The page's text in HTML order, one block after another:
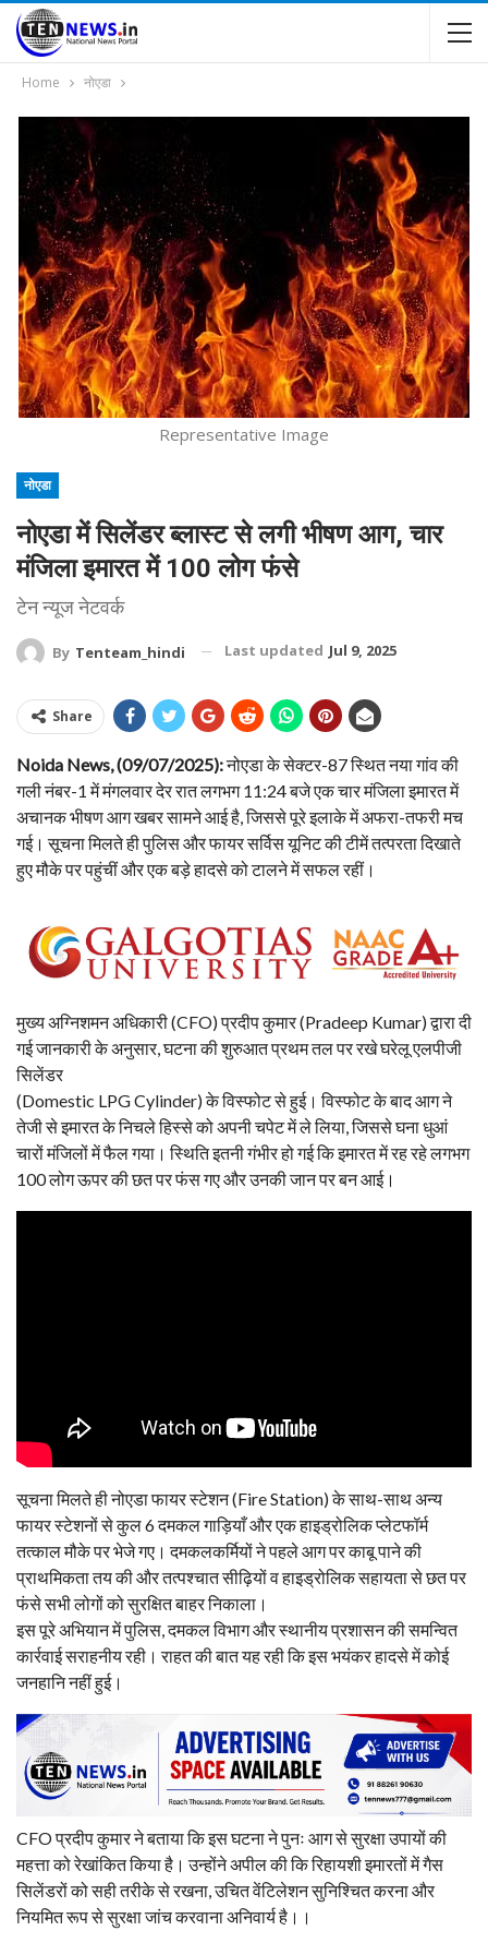
Home नोएडा
Representative Image
नोएडा
नोएडा में सिलेंडर ब्लास्ट से लगी भीषण आग, चार
मंजिला इमारत में 100 लोग फंसे
टेन न्यूज नेटवर्क
By Tenteam_hindi Last updated Jul 9, 2025
Share
Noida News, (09/07/2025):नोएडा के सेक्टर-87 स्थित नया गांव की
गली नंबर-1 में मंगलवार देर रात लगभग 11:24 बजे एक चार मंजिला इमारत में
अचानक भीषण आग खबर सामने आई है, जिससे पूरे इलाके में अफरा-तफरी मच
गई। सूचना मिलते ही पुलिस और फायर सर्विस यूनिट की टीमें तत्परता दिखाते
हुए मौके पर पहुंचीं और एक बड़े हादसे को टालने में सफल रहीं।
मुख्य अग्निशमन अधिकारी (CFO) प्रदीप कुमार (Pradeep Kumar) द्वारा दी
गई जानकारी के अनुसार, घटना की शुरुआत प्रथम तल पर रखे घरेलू एलपीजी
सिलेंडर
(Domestic LPG Cylinder) के विस्फोट से हुई। विस्फोट के बाद आग ने
तेजी से इमारत के निचले हिस्से को अपनी चपेट में ले लिया, जिससे घना धुआं
चारों मंजिलों में फैल गया। स्थिति इतनी गंभीर हो गई कि इमारत में रह रहे लगभग
100 लोग ऊपर की छत पर फंस गए और उनकी जान पर बन आई।
सूचना मिलते ही नोएडा फायर स्टेशन (Fire Station) के साथ-साथ अन्य
फायर स्टेशनों से कुल 6 दमकल गाड़ियाँ और एक हाइड्रोलिक प्लेटफॉर्म
तत्काल मौके पर भेजे गए। दमकलकर्मियों ने पहले आग पर काबू पाने की
प्राथमिकता तय की और तत्पश्चात सीढ़ियों व हाइड्रोलिक सहायता से छत पर
फंसे सभी लोगों को सुरक्षित बाहर निकाला।
इस पूरे अभियान में पुलिस, दमकल विभाग और स्थानीय प्रशासन की समन्वित
कार्रवाई सराहनीय रही। राहत की बात यह रही कि इस भयंकर हादसे में कोई
जनहानि नहीं हुई।
CFO प्रदीप कुमार ने बताया कि इस घटना ने पुनः आग से सुरक्षा उपायों की
महत्ता को रेखांकित किया है। उन्होंने अपील की कि रिहायशी इमारतों में गैस
सिलेंडरों को सही तरीके से रखना, उचित वेंटिलेशन सुनिश्चित करना और
नियमित रूप से सुरक्षा जांच करवाना अनिवार्य है।।